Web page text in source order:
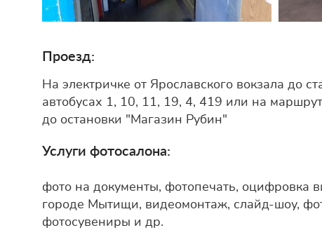
Проезд:
На электричке от Ярославского вокзала до
автобусах 1, 10, 11, 19, 4, 419 или на
до остановки "Магазин Рубин"
Услуги фотосалона:
фото на документы, фотопечать, оцифровка
городе Мытищи, видеомонтаж, слайд-шоу,
фотосувениры и др.